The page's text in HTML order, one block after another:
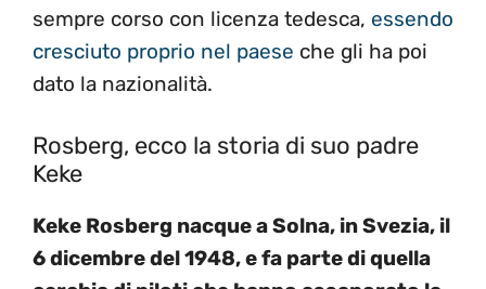
sempre corso con licenza tedesca, essendo
cresciuto proprio nel paese che gli ha poi
dato la nazionalità.
Rosberg, ecco la storia di suo padre
Keke
Keke Rosberg nacque a Solna, in Svezia, il
6 dicembre del 1948, e fa parte di quella